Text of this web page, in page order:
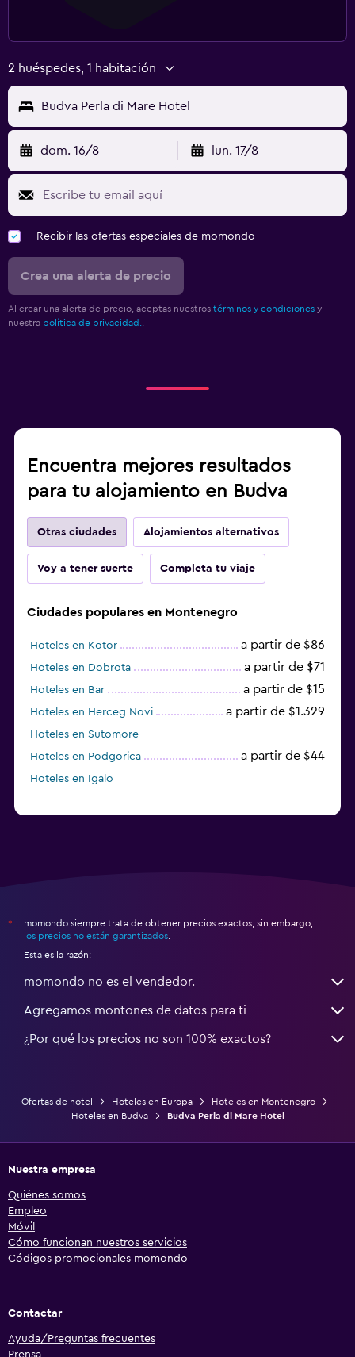
2 huéspedes, 1 habitación
Budva Perla di Mare Hotel
dom. 16/8 lun. 17/8
Recibir las ofertas especiales de momondo
Crea una alerta de precio
Al crear una alerta de precio, aceptas nuestros términos y condiciones y
nuestra política de privacidad.
Encuentra mejores resultados
para tu alojamiento en Budva
Otras ciudades Alojamientos alternativos
Voy a tener suerte Completa tu viaje
Ciudades populares en Montenegro
Hoteles en Kotor a partir de $86
Hoteles en Dobrota a partir de $71
Hoteles en Bar a partir de $15
Hoteles en Herceg Novi a partir de $1.329
Hoteles en Sutomore
Hoteles en Podgorica
a partir de $44
Hoteles en Igalo
*
momondo siempre trata de obtener precios exactos, sin embargo,
los precios no están garantizados
Esta es la razón:
momondo no es el vendedor.
Agregamos montones de datos para ti
¿Por qué los precios no son 100% exactos?
Ofertas de hotel Hoteles en Europa
Hoteles en Montenegro
Hoteles en Budva
Budva Perla di Mare Hotel
Nuestra empresa
Quiénes somos
Empleo
Móvil
Cómo funcionan nuestros servicios
Códigos promocionales momondo
Contactar
Ayuda/Preguntas frecuentes
Prensa